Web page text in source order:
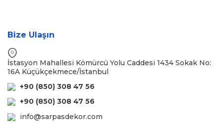
Bize Ulaşın
İstasyon Mahallesi Kömürcü Yolu Caddesi 1434 Sokak No:
16A Küçükçekmece/İstanbul
+90 (850) 308 47 56
+90 (850) 308 47 56
info@sarpasdekor.com